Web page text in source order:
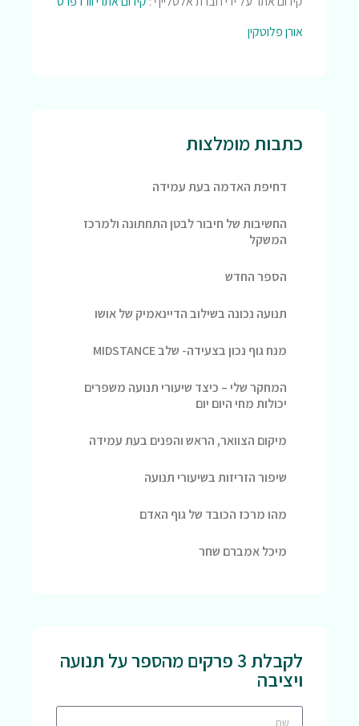
אורן פלוטקין
כתבות מומלצות
דחיפת האדמה בעת עמידה
החשיבות של חיבור לבטן התחתונה ולמרכז
המשקל
הספר החדש
תנועה נכונה בשילוב הדיינאמיק של אושו
מנח גוף נכון בצעידה- שלב MIDSTANCE
המחקר שלי – כיצד שיעורי תנועה משפרים
יכולות מחי היום יום
מיקום הצוואר, הראש והפנים בעת עמידה
שיפור הזריזות בשיעורי תנועה
מהו מרכז הכובד של גוף האדם
מיכל אמברם שחר
לקבלת 3 פרקים מהספר על תנועה
ויציבה